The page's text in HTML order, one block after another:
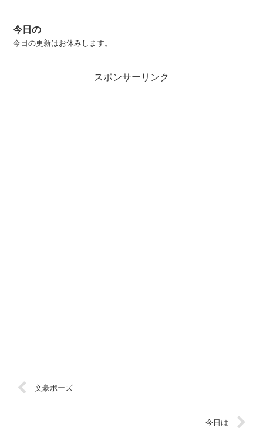
今日の
今日の更新はお休みします。
スポンサーリンク
文豪ポーズ
今日は